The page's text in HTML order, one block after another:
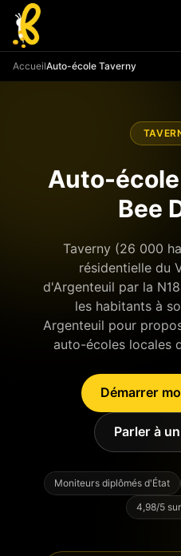
Aller au contenu principal
AccueilAuto-école Taverny
Auto-
Bee
Taverny (26 000
résidentielle du
d'Argenteuil par la
les habitants à
Argenteuil pour
auto-écoles locales
Démarrer
Parler à
Moniteurs diplômés d'État
4,98/5